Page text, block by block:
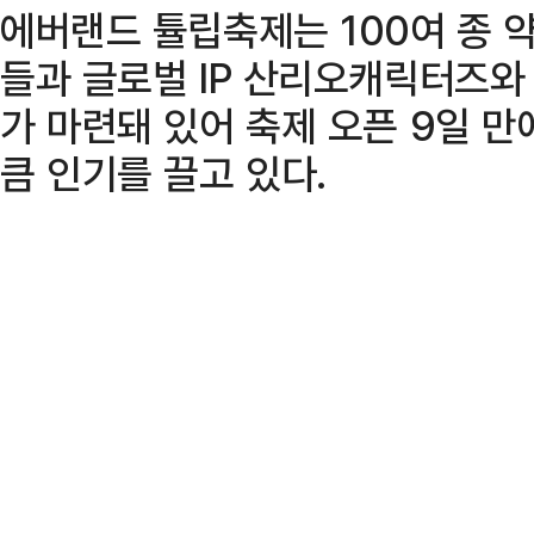
에버랜드 튤립축제는 100여 종
들과 글로벌 IP 산리오캐릭터즈
가 마련돼 있어 축제 오픈 9일
큼 인기를 끌고 있다.